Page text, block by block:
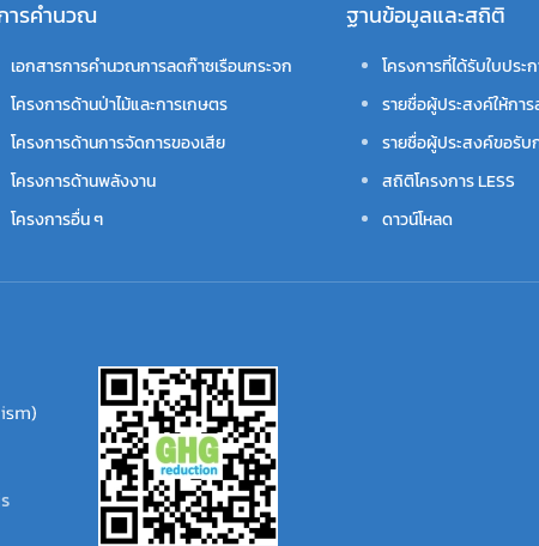
ารคำนวณ
เอกสารการคำนวณการลดก๊าซเรือนกระจก
โครงการด้านป่าไม้และการเกษตร
โครงการด้านการจัดการของเสีย
โครงการด้านพลังงาน
โครงการอื่น ๆ
ฐานข้อมูลและสถิติ
โครงการที่ได้รับใบปร
รายชื่อผู้ประสงค์ให้กา
รายชื่อผู้ประสงค์ขอรั
สถิติโครงการ LESS
ดาวน์โหลด